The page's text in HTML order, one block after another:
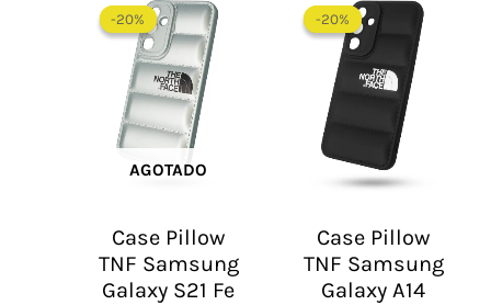
-20%
AGOTADO
-20%
Case Pillow
TNF Samsung
Galaxy S21 Fe
precio
original
era:
$ 60.000.
-20%
-20%
Case Pillow
TNF Samsung
Galaxy A14
original
era:
$ 60.000.